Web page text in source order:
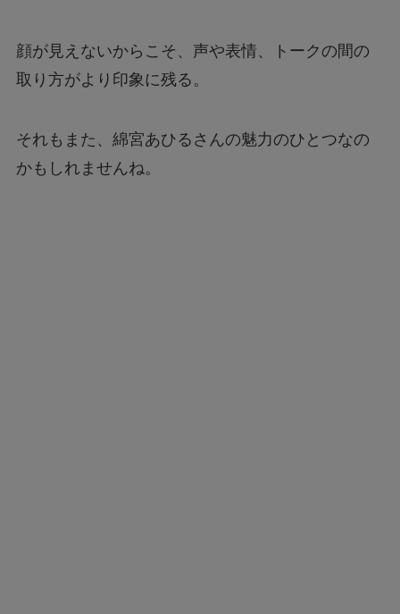
顔が見えないからこそ、声や表情、トークの間の
取り方がより印象に残る。
それもまた、綿宮あひるさんの魅力のひとつなの
かもしれませんね。